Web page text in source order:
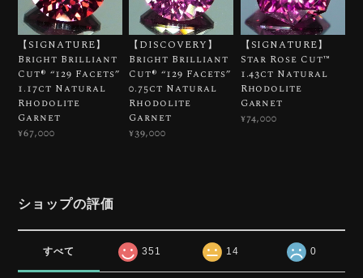
【SIGNATURE】
Bright Brilliant
Cut®︎ “129 Facets”
1.17ct Natural
Rhodolite
Garnet
¥67,000
【DISCOVERY】
Bright Brilliant
Cut®︎ “129 Facets”
0.75ct Natural
Rhodolite
Garnet
¥39,000
【SIGNATURE】
Star Rose Cut™️
1.43ct Natural
Rhodolite
Garnet
¥74,000
ショップの評価
すべて 351 14 0